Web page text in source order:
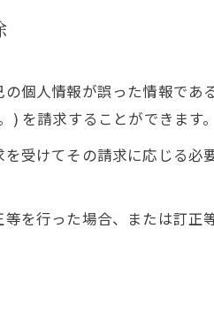
個人情報が誤った情報で
を請求することができます。
受けてその請求に応じる
を行った場合、または訂正